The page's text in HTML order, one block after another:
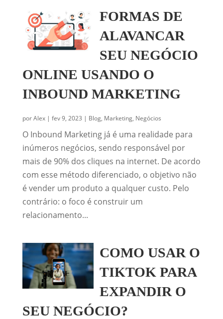
FORMAS DE
ALAVANCAR
SEU NEGÓCIO
ONLINE USANDO O
INBOUND MARKETING
porAlex| fev 9, 2023 | Blog, Marketing, Negócios
O Inbound Marketing já é uma realidade para
inúmeros negócios, sendo responsável por
mais de 90% dos cliques na internet. De acordo
com esse método diferenciado, o objetivo não
é vender um produto a qualquer custo. Pelo
contrário: o foco é construir um
relacionamento...
COMO USAR O
TIKTOK PARA
EXPANDIR O
SEU NEGÓCIO?